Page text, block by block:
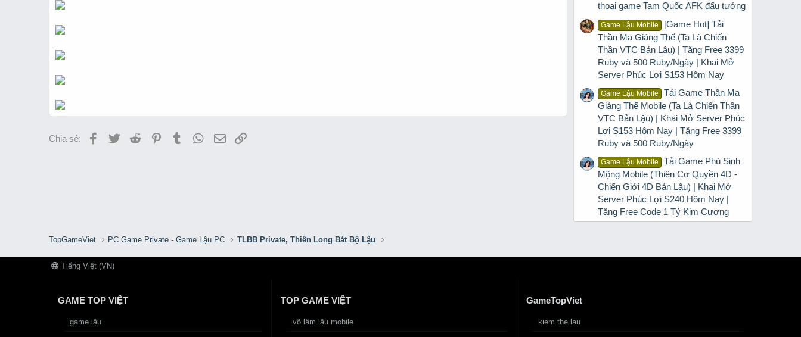
Chia sẻ: Facebook
TwitterReddit PinterestTumblr WhatsApp
EmailLink
thoại game Tam Quốc AFK đấu tướng
Game Lậu Mobile
[Game Hot] Tải
Thần Ma Giáng Thế (Ta Là Chiến
Thần VTC Bản Lậu) | Tặng Free 3399
Ruby và 500 Ruby/Ngày | Khai Mở
Server Phúc Lợi S153 Hôm Nay
Game Lậu Mobile
Tải Game Thần Ma
Giáng Thế Mobile (Ta Là Chiến Thần
VTC Bản Lậu) | Khai Mở Server Phúc
Lợi S153 Hôm Nay | Tặng Free 3399
Ruby và 500 Ruby/Ngày
Game Lậu Mobile
Tải Game Phù Sinh
Mộng Mobile (Thiên Cơ Quyền 4D -
Chiến Giới 4D Bản Lậu) | Khai Mở
Server Phúc Lợi S240 Hôm Nay |
Tặng Free Code 1 Tỷ Kim Cương
TopGameViet PC Game Private - Game Lậu PC TLBB Private, Thiên Long Bát Bộ Lậu
Tiếng Việt (VN)
GAME TOP VIỆT
game lậu
TOP GAME VIỆT
võ lâm lậu mobile
GameTopViet
kiem the lau